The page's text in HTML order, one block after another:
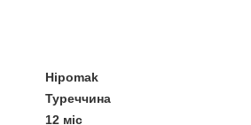
Hipomak
Туреччина
12 міс